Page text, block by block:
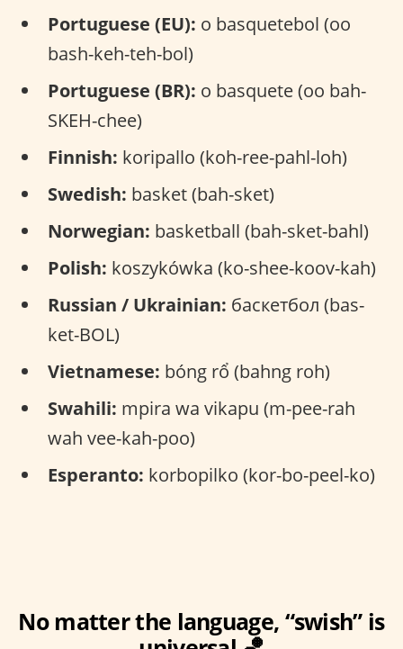
Portuguese (EU): o basquetebol (oo
bash-keh-teh-bol)
Portuguese (BR): o basquete (oo bah-
SKEH-chee)
Finnish: koripallo (koh-ree-pahl-loh)
Swedish: basket (bah-sket)
Norwegian: basketball (bah-sket-bahl)
Polish: koszykówka (ko-shee-koov-kah)
Russian / Ukrainian: баскетбол (bas-
ket-BOL)
Vietnamese: bóng rổ (bahng roh)
Swahili: mpira wa vikapu (m-pee-rah
wah vee-kah-poo)
Esperanto: korbopilko (kor-bo-peel-ko)
No matter the language, “swish” is